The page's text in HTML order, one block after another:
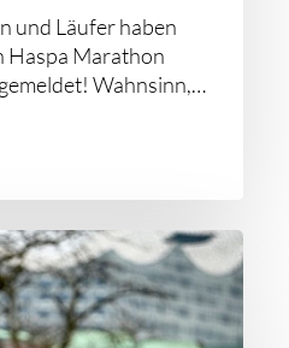
und Läufer haben
Haspa Marathon
Wahnsinn,…